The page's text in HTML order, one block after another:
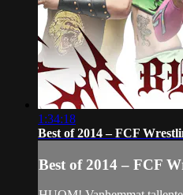
1:34:18
Best of 2014 – FCF
Best of 2014 – FCF